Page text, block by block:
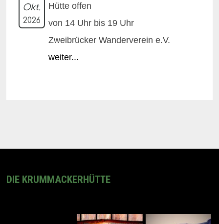
Okt.
2026
Hütte offen
von 14 Uhr bis 19 Uhr
Zweibrücker Wanderverein e.V.
weiter...
DIE KRUMMACKERHÜTTE